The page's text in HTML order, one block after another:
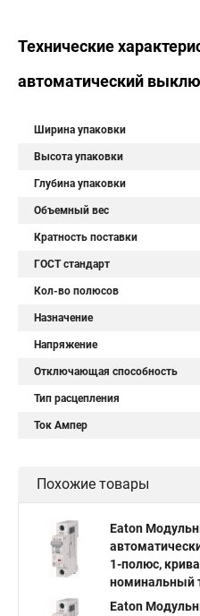
Технические
автоматический
Ширина упаковки
Высота упаковки
Глубина упаковки
Объемный вес
Кратность поставки
ГОСТ стандарт
Кол-во полюсов
Назначение
Напряжение
Отключающая способность
Тип расцепления
Ток Ампер
Похожие товары
Eaton
1-полюс,
номинальный
Eaton